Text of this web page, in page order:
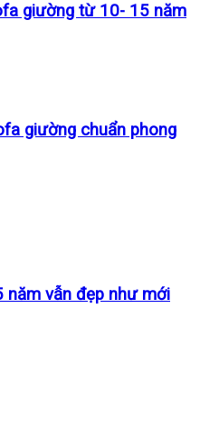
giường từ 10- 15 năm
giường chuẩn phong
năm vẫn đẹp như mới